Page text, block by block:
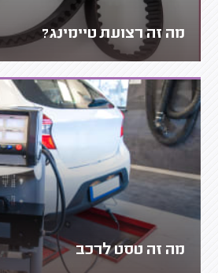
מה זה רצועת טיימינג?
מה זה טסט לרכב